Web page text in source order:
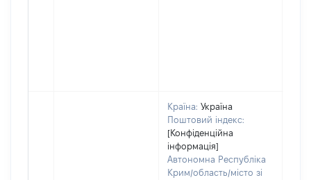
Країна: Україна
Поштовий індекс:
[Конфіденційна
інформація]
Автономна Республіка
Крим/область/місто зі